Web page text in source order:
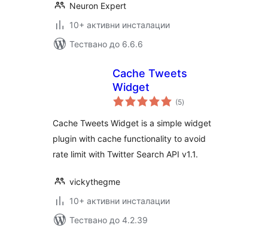
Neuron Expert
10+ активни инсталации
Тествано до 6.6.6
Cache Tweets
Widget
(5общо
оценки
)
Cache Tweets Widget is a simple widget
plugin with cache functionality to avoid
rate limit with Twitter Search API v1.1.
vickythegme
10+ активни инсталации
Тествано до 4.2.39